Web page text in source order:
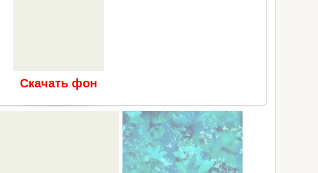
Скачать фон
В реальном размере480x1600/ 26.4Kb